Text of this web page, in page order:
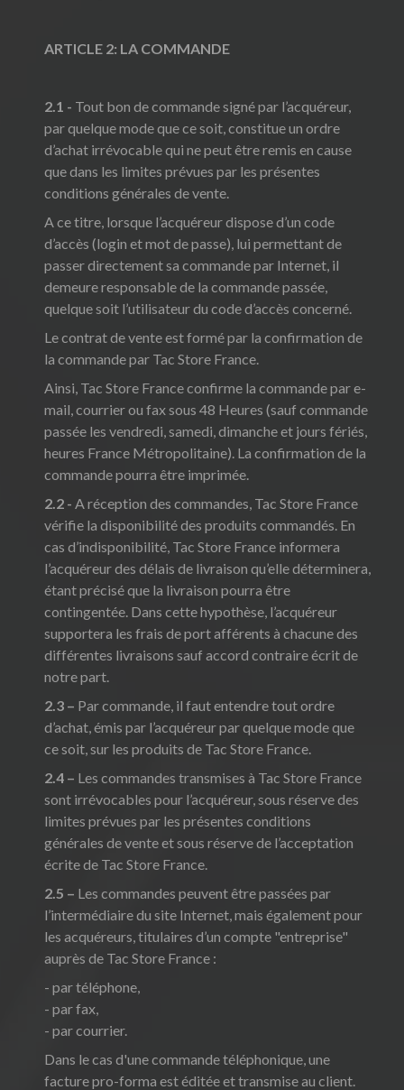
ARTICLE 2: LA COMMANDE
2.1 - Tout bon de commande signé par l’acquéreur,
par quelque mode que ce soit, constitue un ordre
d’achat irrévocable qui ne peut être remis en cause
que dans les limites prévues par les présentes
conditions générales de vente.
A ce titre, lorsque l’acquéreur dispose d’un code
d’accès (login et mot de passe), lui permettant de
passer directement sa commande par Internet, il
demeure responsable de la commande passée,
quelque soit l’utilisateur du code d’accès concerné.
Le contrat de vente est formé par la confirmation de
la commande par Tac Store France.
Ainsi, Tac Store France confirme la commande par e-
mail, courrier ou fax sous 48 Heures (sauf commande
passée les vendredi, samedi, dimanche et jours fériés,
heures France Métropolitaine). La confirmation de la
commande pourra être imprimée.
2.2 - A réception des commandes, Tac Store France
vérifie la disponibilité des produits commandés. En
cas d’indisponibilité, Tac Store France informera
l’acquéreur des délais de livraison qu’elle déterminera,
étant précisé que la livraison pourra être
contingentée. Dans cette hypothèse, l’acquéreur
supportera les frais de port afférents à chacune des
différentes livraisons sauf accord contraire écrit de
notre part.
2.3 – Par commande, il faut entendre tout ordre
d’achat, émis par l’acquéreur par quelque mode que
ce soit, sur les produits de Tac Store France.
2.4 – Les commandes transmises à Tac Store France
sont irrévocables pour l’acquéreur, sous réserve des
limites prévues par les présentes conditions
générales de vente et sous réserve de l’acceptation
écrite de Tac Store France.
2.5 – Les commandes peuvent être passées par
l’intermédiaire du site Internet, mais également pour
les acquéreurs, titulaires d’un compte "entreprise"
auprès de Tac Store France :
- par téléphone,
- par fax,
- par courrier.
Dans le cas d'une commande téléphonique, une
facture pro-forma est éditée et transmise au client.